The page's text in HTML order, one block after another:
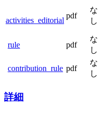
activities_editorial
pdf
な
し
rule pdf
な
し
contribution_rule pdf
な
し
詳細